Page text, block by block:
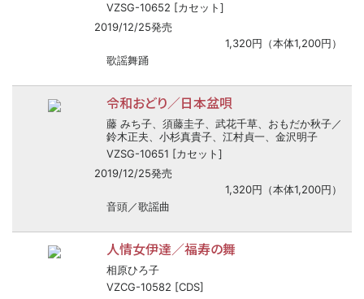
VZSG-10652 [カセット]
2019/12/25発売
1,320円（本体1,200円）
歌謡舞踊
令和おどり／日本盆唄
藤 みち子、須藤圭子、武花千草、おもだか秋子／
鈴木正夫、小杉真貴子、江村貞一、金沢明子
VZSG-10651 [カセット]
2019/12/25発売
1,320円（本体1,200円）
音頭／歌謡曲
人情女伊達／福寿の舞
相原ひろ子
VZCG-10582 [CDS]